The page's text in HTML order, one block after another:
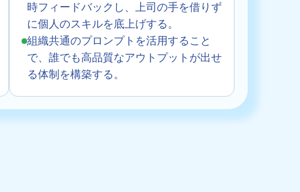
時フィードバックし、上司の手を借りず
に個人のスキルを底上げする。
組織共通のプロンプトを活用すること
で、誰でも高品質なアウトプットが出せ
る体制を構築する。